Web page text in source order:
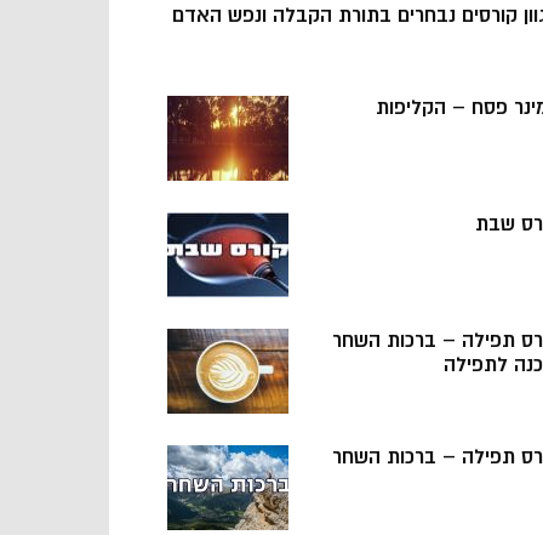
קורסים נבחרים בתורת הקבלה ונפש האדם
פסח – הקליפות
שבת
תפילה – ברכות השחר
לתפילה
תפילה – ברכות השחר